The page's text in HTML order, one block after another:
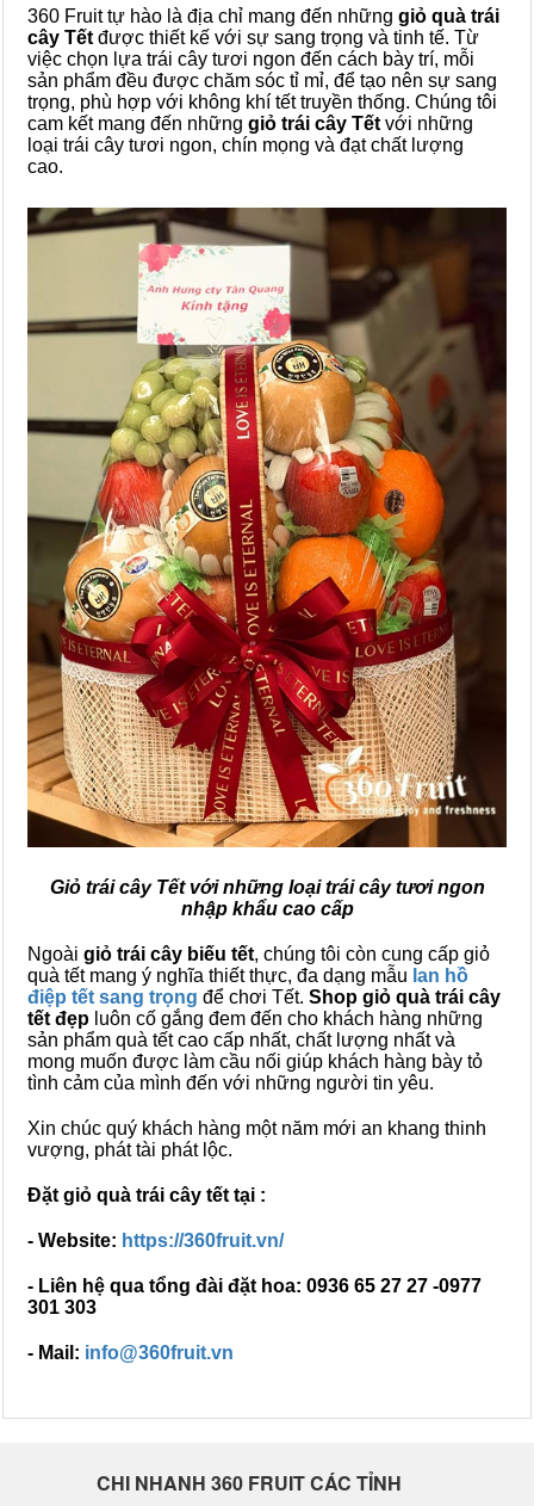
360 Fruit tự hào là địa chỉ mang đến những giỏ quà trái
cây Tết được thiết kế với sự sang trọng và tinh tế. Từ
việc chọn lựa trái cây tươi ngon đến cách bày trí, mỗi
sản phẩm đều được chăm sóc tỉ mỉ, để tạo nên sự sang
trọng, phù hợp với không khí tết truyền thống. Chúng tôi
cam kết mang đến những giỏ trái cây Tết với những
loại trái cây tươi ngon, chín mọng và đạt chất lượng
cao.
Giỏ trái cây Tết với những loại trái cây tươi ngon
nhập khẩu cao cấp
Ngoài giỏ trái cây biếu tết, chúng tôi còn cung cấp giỏ
quà tết mang ý nghĩa thiết thực, đa dạng mẫu lan hồ
điệp tết sang trọng để chơi Tết. Shop giỏ quà trái cây
tết đẹp luôn cố gắng đem đến cho khách hàng những
sản phẩm quà tết cao cấp nhất, chất lượng nhất và
mong muốn được làm cầu nối giúp khách hàng bày tỏ
tình cảm của mình đến với những người tin yêu.
Xin chúc quý khách hàng một năm mới an khang thinh
vượng, phát tài phát lộc.
Đặt giỏ quà trái cây tết tại :
- Website: https://360fruit.vn/
- Liên hệ qua tổng đài đặt hoa: 0936 65 27 27 -0977
301 303
- Mail: info@360fruit.vn
CHI NHANH 360 FRUIT CÁC TỈNH